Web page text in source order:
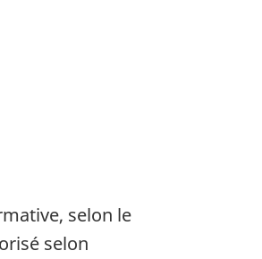
selon le
selon